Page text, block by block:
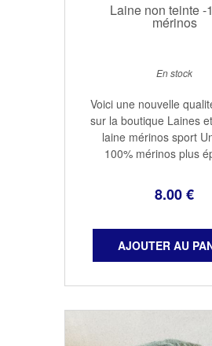
Laine non teinte -
mérinos
8.00€
En stock
Voici une nouvelle
sur la boutique Laines
laine mérinos sport
100% mérinos plus
écharpes ou snoods
tricote pour l'hiver Un fil